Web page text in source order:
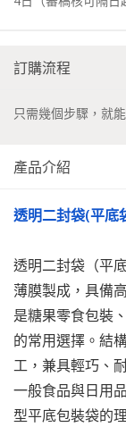
訂購流程
只需幾個步驟，就
產品介紹
透明二封袋(平底
透明二封袋（平
薄膜製成，具備
是糖果零食包裝
的常用選擇。結
工，兼具輕巧、
一般食品與日用
型平底包裝袋的